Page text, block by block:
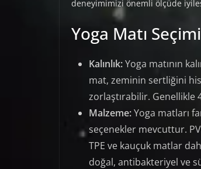
deneyimimizi önemli ölçüde
Yoga Matı
Kalınlık:Yoga matının
mat, zeminin sertliğini
zorlaştırabilir. Genellikle
Malzeme:Yoga matları
seçenekler mevcuttur.
TPE ve kauçuk matlar
doğal, antibakteriyel ve